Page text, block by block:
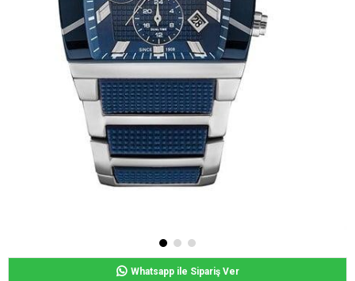
Whatsapp ile Sipariş Ver